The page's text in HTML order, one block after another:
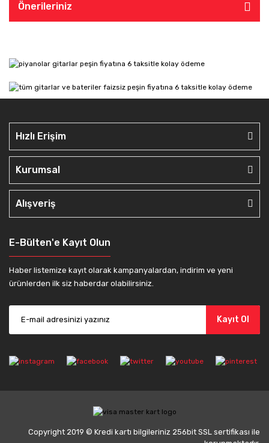
Önerileriniz
Hızlı Erişim
Kurumsal
Alışveriş
E-Bülten'e Kayıt Olun
Haber listemize kayıt olarak kampanyalardan, indirim ve yeni
ürünlerden ilk siz haberdar olabilirsiniz.
Kayıt Ol
Copyright 2019 © Kredi kartı bilgileriniz 256bit SSL sertifikası ile